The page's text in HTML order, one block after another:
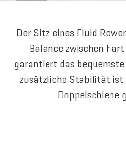
Der Sitz eines Fluid
Balance zwischen
garantiert das
zusätzliche Stabilität ist
Doppelschiene